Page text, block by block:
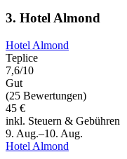
3. Hotel Almond
Hotel Almond
Teplice
7,6/10
Gut
(25 Bewertungen)
45 €
inkl. Steuern & Gebühren
9. Aug.–10. Aug.
Hotel Almond